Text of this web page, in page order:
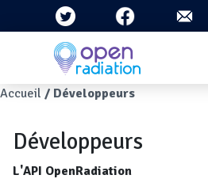
Aller au contenu principal
Fil d'Ariane
Accueil Développeurs
Développeurs
L'API OpenRadiation